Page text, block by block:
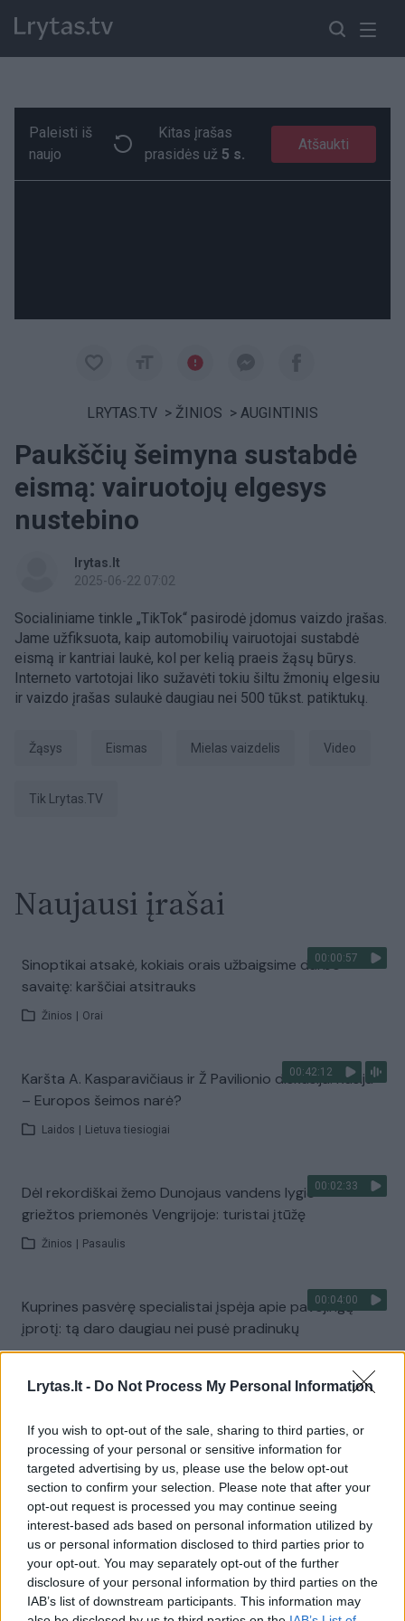
Lrytas.lt - Do Not Process My Personal Information
If you wish to opt-out of the sale, sharing to third parties, or
processing of your personal or sensitive information for
targeted advertising by us, please use the below opt-out
section to confirm your selection. Please note that after your
opt-out request is processed you may continue seeing
interest-based ads based on personal information utilized by
us or personal information disclosed to third parties prior to
your opt-out. You may separately opt-out of the further
disclosure of your personal information by third parties on the
IAB’s list of downstream participants. This information may
Paremkite Ukrainą
Paleisti iš
naujo
Kitas įrašas
prasidės už 4 s.
Atšaukti
LRYTAS.TV > ŽINIOS > AUGINTINIS
Paukščių šeimyna sustabdė
eismą: vairuotojų elgesys
nustebino
lrytas.lt
2025-06-22 07:02
Socialiniame tinkle „TikTok“ pasirodė įdomus vaizdo įrašas.
Jame užfiksuota, kaip automobilių vairuotojai sustabdė
eismą ir kantriai laukė, kol per kelią praeis žąsų būrys.
Interneto vartotojai liko sužavėti tokiu šiltu žmonių elgesiu
ir vaizdo įrašas sulaukė daugiau nei 500 tūkst. patiktukų.
žąsys Eismas mielas vaizdelis Video
tik Lrytas.TV
Naujausi įrašai
00:00:57
Sinoptikai atsakė, kokiais orais užbaigsime darbo
savaitę: karščiai atsitrauks
Žinios Orai
00:42:12
Karšta A. Kasparavičiaus ir Ž Pavilionio diskusija: Rusija
– Europos šeimos narė?
Laidos Lietuva tiesiogiai
00:02:33
Dėl rekordiškai žemo Dunojaus vandens lygio –
griežtos priemonės Vengrijoje: turistai įtūžę
Žinios Pasaulis
00:04:00
Kuprines pasvėrę specialistai įspėja apie pavojingą
įprotį: tą daro daugiau nei pusė pradinukų
Žiūrimiausi įrašai
00:00:30
Vaizdai iš tragiškos avarijos Vilniaus r.: dviejų moterų ir
vaiko gyvybių išgelbėti nepavyko